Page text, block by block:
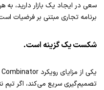
سعی در ایجاد یک بازار دارید،
برنامه تجاری مبتنی بر فرضیات
شکست یک گزینه است.
تصمیم‌گیری سریع می‌کند، اگر تیم